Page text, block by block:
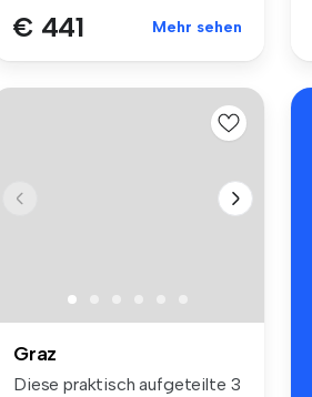
€ 441 Mehr sehen
Graz
Diese praktisch aufgeteilte 3